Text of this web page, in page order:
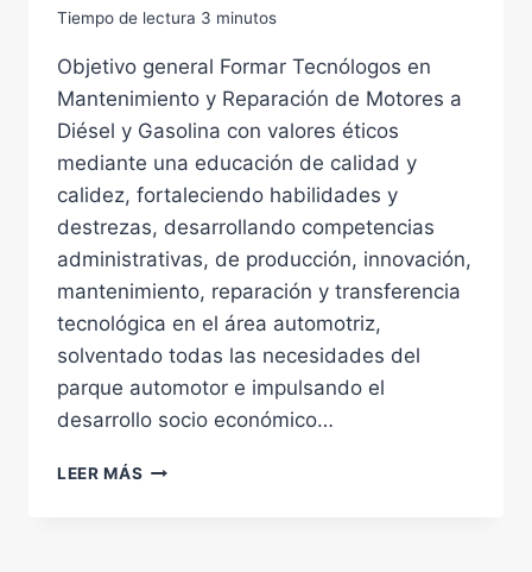
Tiempo de lectura 3 minutos
Objetivo general Formar Tecnólogos en
Mantenimiento y Reparación de Motores a
Diésel y Gasolina con valores éticos
mediante una educación de calidad y
calidez, fortaleciendo habilidades y
destrezas, desarrollando competencias
administrativas, de producción, innovación,
mantenimiento, reparación y transferencia
tecnológica en el área automotriz,
solventado todas las necesidades del
parque automotor e impulsando el
desarrollo socio económico…
LEER MÁS MECÁNICA